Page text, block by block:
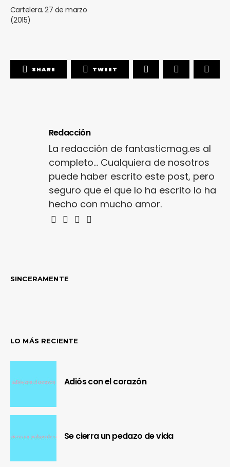
Cartelera. 27 de marzo
(2015)
SHARE TWEET
Redacción
La redacción de fantasticmag.es al
completo... Cualquiera de nosotros
puede haber escrito este post, pero
seguro que el que lo ha escrito lo ha
hecho con mucho amor.
SINCERAMENTE
LO MÁS RECIENTE
Adiós con el corazón
Se cierra un pedazo de vida